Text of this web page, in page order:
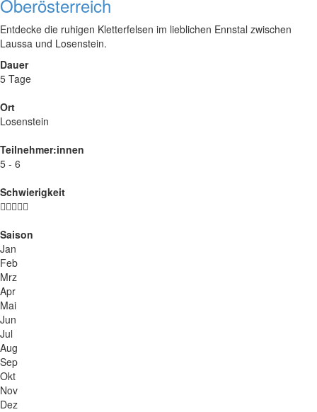
Oberösterreich
Entdecke die ruhigen Kletterfelsen im lieblichen Ennstal zwischen
Laussa und Losenstein.
Dauer
5 Tage
Ort
Losenstein
Teilnehmer:innen
5 - 6
Schwierigkeit
Saison
Jan
Feb
Mrz
Apr
Mai
Jun
Jul
Aug
Sep
Okt
Nov
Dez